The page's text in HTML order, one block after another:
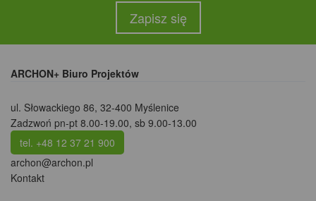
Zapisz się
ARCHON+ Biuro Projektów
ul. Słowackiego 86, 32-400 Myślenice
Zadzwoń pn-pt 8.00-19.00, sb 9.00-13.00
tel. +48 12 37 21 900
archon@archon.pl
Kontakt